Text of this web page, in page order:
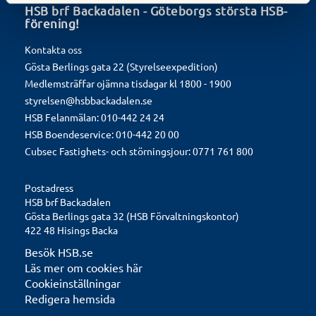
HSB brf Backadalen - Göteborgs största HSB-
förening!
Kontakta oss
Gösta Berlings gata 22 (Styrelseexpedition)
Medlemsträffar ojämna tisdagar kl 1800 - 1900
styrelsen@hsbbackadalen.se
HSB Felanmälan: 010-442 24 24
HSB Boendeservice: 010-442 20 00
Cubsec Fastighets- och störningsjour: 0771 761 800
Postadress
HSB brf Backadalen
Gösta Berlings gata 32 (HSB Förvaltningskontor)
422 48 Hisings Backa
Besök HSB.se
Läs mer om cookies här
Cookieinställningar
Redigera hemsida